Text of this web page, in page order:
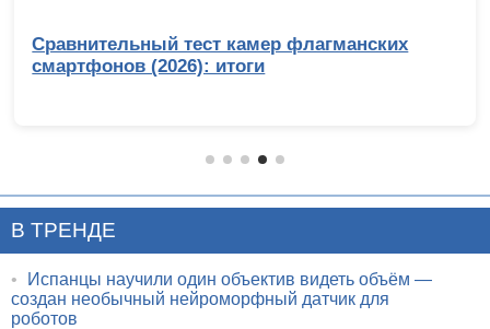
Сравнительный тест камер флагманских
смартфонов (2026): итоги
В ТРЕНДЕ
•
Испанцы научили один объектив видеть объём —
создан необычный нейроморфный датчик для
роботов